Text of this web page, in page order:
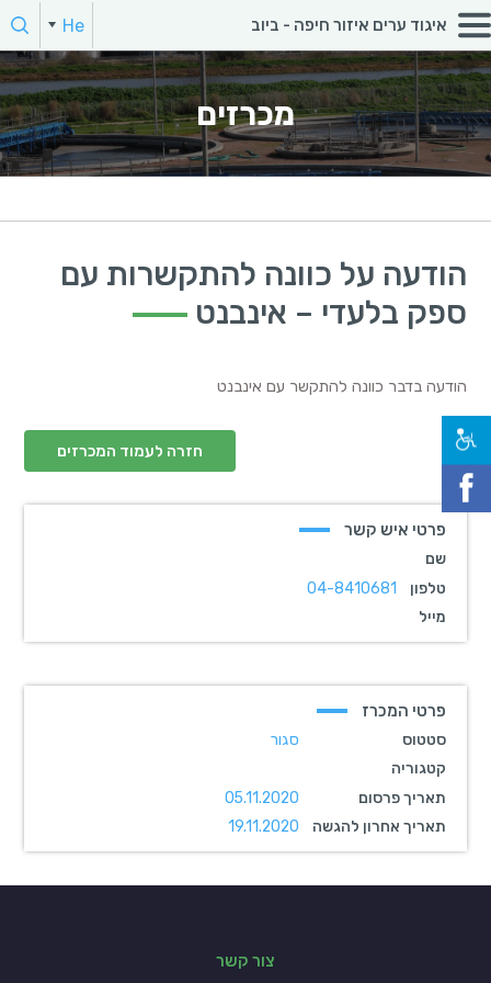
חפש:
הקלד מילת חיפוש
איגוד ערים איזור חיפה - ביוב He
מכרזים
הודעה על כוונה להתקשרות עם
ספק בלעדי – אינבנט
הודעה בדבר כוונה להתקשר עם אינבנט
חזרה לעמוד המכרזים
פרטי איש קשר
שם
טלפון
מייל
04-8410681
פרטי המכרז
סטטוס
קטגוריה
תאריך פרסום
תאריך אחרון להגשה
סגור
05.11.2020
19.11.2020
צור קשר